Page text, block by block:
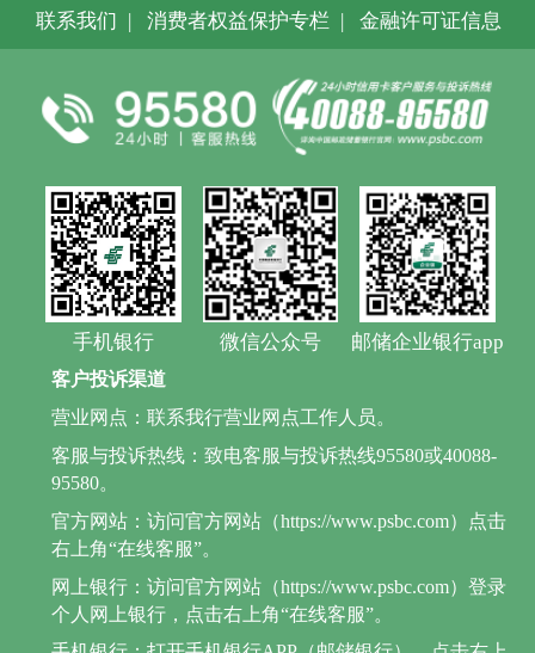
联系我们
消费者权益保护专栏 金融许可证信息
手机银行 微信公众号 邮储企业银行app
客户投诉渠道
营业网点：联系我行营业网点工作人员。
客服与投诉热线：致电客服与投诉热线95580或40088-
95580。
官方网站：访问官方网站（https://www.psbc.com）点击
右上角“在线客服”。
网上银行：访问官方网站（https://www.psbc.com）登录
个人网上银行，点击右上角“在线客服”。